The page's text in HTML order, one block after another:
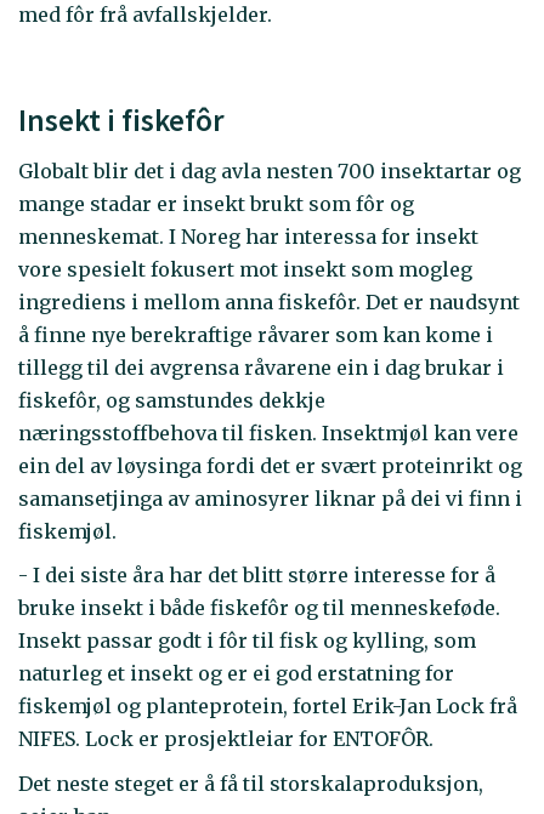
med fôr frå avfallskjelder.
Insekt i fiskefôr
Globalt blir det i dag avla nesten 700 insektartar og
mange stadar er insekt brukt som fôr og
menneskemat. I Noreg har interessa for insekt
vore spesielt fokusert mot insekt som mogleg
ingrediens i mellom anna fiskefôr. Det er naudsynt
å finne nye berekraftige råvarer som kan kome i
tillegg til dei avgrensa råvarene ein i dag brukar i
fiskefôr, og samstundes dekkje
næringsstoffbehova til fisken. Insektmjøl kan vere
ein del av løysinga fordi det er svært proteinrikt og
samansetjinga av aminosyrer liknar på dei vi finn i
fiskemjøl.
- I dei siste åra har det blitt større interesse for å
bruke insekt i både fiskefôr og til menneskeføde.
Insekt passar godt i fôr til fisk og kylling, som
naturleg et insekt og er ei god erstatning for
fiskemjøl og planteprotein, fortel Erik-Jan Lock frå
NIFES. Lock er prosjektleiar for ENTOFÔR.
Det neste steget er å få til storskalaproduksjon,